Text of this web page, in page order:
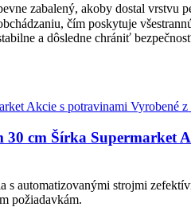
zabalený, akoby dostal vrstvu
čím poskytuje
a dôsledne chrániť
cm Šírka Supermarket
s automatizovanými strojmi
požiadavkám.